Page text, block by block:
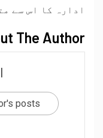
ادارہ کا اس سے
The Author
posts